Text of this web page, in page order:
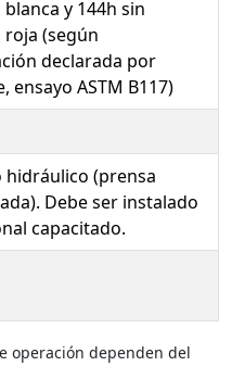
y 144h sin
(según
declarada por
ensayo ASTM B117)
hidráulico (prensa
Debe ser instalado
capacitado.
operación dependen del